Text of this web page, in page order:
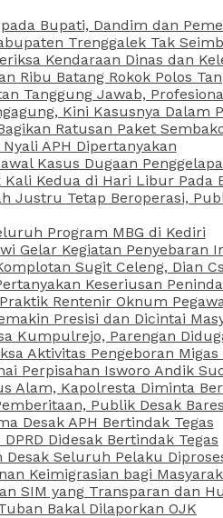
Bupati, Dandim dan
Trenggalek Tak
Kendaraan Dinas dan
Ribu Batang Rokok Polos
Tanggung Jawab,
Kini Kasusnya Dalam
Ratusan Paket
APH Dipertanyakan
Kasus Dugaan
Kedua di Hari Libur Pada
Justru Tetap Beroperasi,
Program MBG di Kediri
Gelar Kegiatan Penyebaran
Sugit Celeng, Dian
Keseriusan
Rentenir Oknum
Presisi dan Dicintai
Kumpulrejo, Parengan
Aktivitas Pengeboran Migas
Perpisahan Isworo Andik
Alam, Kapolresta Diminta
Publik Desak
Desak APH Bertindak Tegas
Didesak Bertindak Tegas
Seluruh Pelaku
Keimigrasian bagi
SIM yang Transparan dan
Bakal Dilaporkan OJK